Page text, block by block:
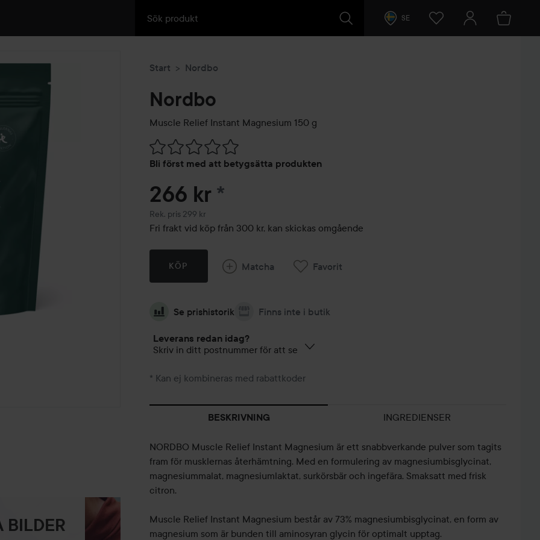
SE
BILDER
Start Nordbo
Nordbo
Muscle Relief Instant Magnesium 150 g
Bli först med att betygsätta produkten
Hoppa till Betyg & kommentarer
266 kr *
Rek. pris 299 kr
Rekommenderat pris 299 kr
Fri frakt vid köp från 300 kr, kan skickas omgående
KÖP Matcha Favorit
Se prishistorik Finns inte i butik
Leverans redan idag?
Skriv in ditt postnummer för att se
* Kan ej kombineras med rabattkoder
BESKRIVNING INGREDIENSER
NORDBO Muscle Relief Instant Magnesium är ett snabbverkande pulver som tagits
fram för musklernas återhämtning. Med en formulering av magnesiumbisglycinat,
magnesiummalat, magnesiumlaktat, surkörsbär och ingefära. Smaksatt med frisk
citron.
Muscle Relief Instant Magnesium består av 73% magnesiumbisglycinat, en form av
magnesium som är bunden till aminosyran glycin för optimalt upptag.